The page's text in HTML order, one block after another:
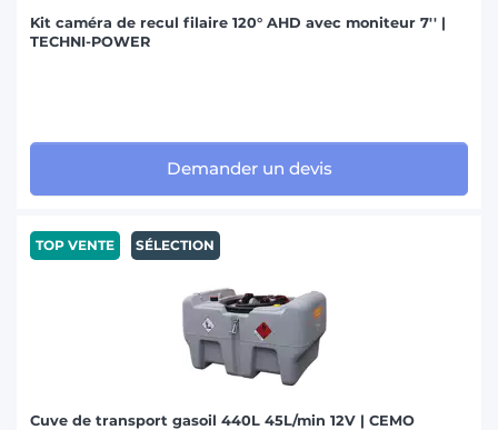
Kit caméra de recul filaire 120° AHD avec moniteur 7'' |
TECHNI-POWER
Demander un devis
TOP VENTE SÉLECTION
Cuve de transport gasoil 440L 45L/min 12V | CEMO